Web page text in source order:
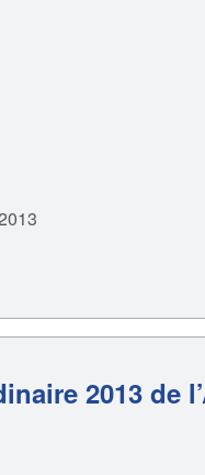
2013 de